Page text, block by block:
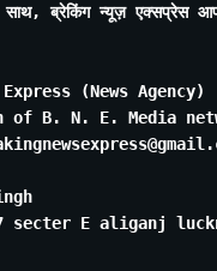
साथ, ब्रेकिंग न्यूज़ एक्सप्रेस
(News Agency)
of B. N. E. Media
secter E aliganj